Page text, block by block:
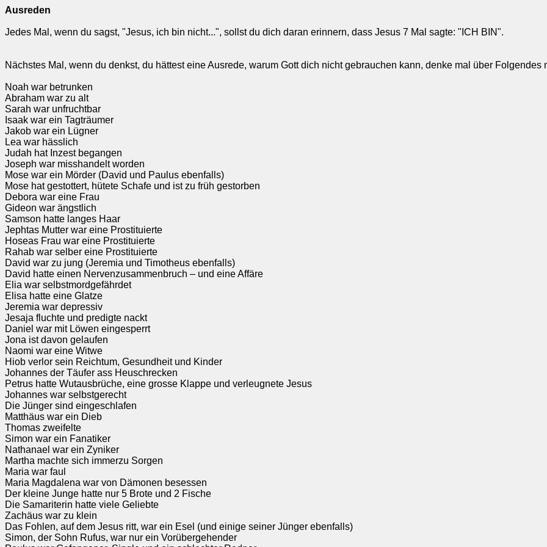
Ausreden
Jedes Mal, wenn du sagst, "Jesus, ich bin nicht...", sollst du dich daran erinnern, dass Jesus 7 Mal sagte: "ICH BIN".
Nächstes Mal, wenn du denkst, du hättest eine Ausrede, warum Gott dich nicht gebrauchen kann, denke mal über Folgendes
Noah war betrunken
Abraham war zu alt
Sarah war unfruchtbar
Isaak war ein Tagträumer
Jakob war ein Lügner
Lea war hässlich
Judah hat Inzest begangen
Joseph war misshandelt worden
Mose war ein Mörder (David und Paulus ebenfalls)
Mose hat gestottert, hütete Schafe und ist zu früh gestorben
Debora war eine Frau
Gideon war ängstlich
Samson hatte langes Haar
Jephtas Mutter war eine Prostituierte
Hoseas Frau war eine Prostituierte
Rahab war selber eine Prostituierte
David war zu jung (Jeremia und Timotheus ebenfalls)
David hatte einen Nervenzusammenbruch – und eine Affäre
Elia war selbstmordgefährdet
Elisa hatte eine Glatze
Jeremia war depressiv
Jesaja fluchte und predigte nackt
Daniel war mit Löwen eingesperrt
Jona ist davon gelaufen
Naomi war eine Witwe
Hiob verlor sein Reichtum, Gesundheit und Kinder
Johannes der Täufer ass Heuschrecken
Petrus hatte Wutausbrüche, eine grosse Klappe und verleugnete Jesus
Johannes war selbstgerecht
Die Jünger sind eingeschlafen
Matthäus war ein Dieb
Thomas zweifelte
Simon war ein Fanatiker
Nathanael war ein Zyniker
Martha machte sich immerzu Sorgen
Maria war faul
Maria Magdalena war von Dämonen besessen
Der kleine Junge hatte nur 5 Brote und 2 Fische
Die Samariterin hatte viele Geliebte
Zachäus war zu klein
Das Fohlen, auf dem Jesus ritt, war ein Esel (und einige seiner Jünger ebenfalls)
Simon, der Sohn Rufus, war nur ein Vorübergehender